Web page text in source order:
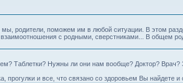
родители, поможем им в любой ситуации. В этом
с родными, сверстниками... В общем
Таблетки? Нужны ли они нам вообще? Доктор?
прогулки и все, что связано со здоровьем Вы найдете и